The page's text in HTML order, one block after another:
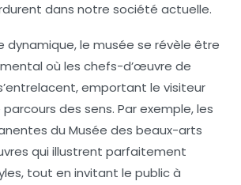
dans notre société actuelle.
le musée se révèle être
où les chefs-d’œuvre de
emportant le visiteur
des sens. Par exemple, les
du Musée des beaux-arts
qui illustrent parfaitement
tout en invitant le public à